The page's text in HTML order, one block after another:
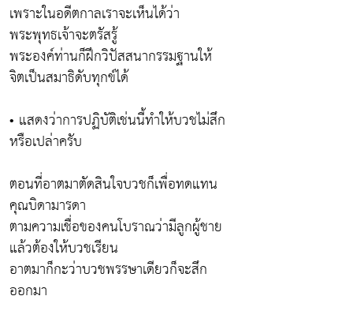
เพราะในอดีตกาลเราจะเห็นได้ว่า
พระพุทธเจ้าจะตรัสรู้
พระองค์ท่านก็ฝึกวิปัสสนากรรมฐานให้
จิตเป็นสมาธิดับทุกข์ได้
• แสดงว่าการปฏิบัติเช่นนี้ทำให้บวชไม่สึก
หรือเปล่าครับ
ตอนที่อาตมาตัดสินใจบวชก็เพื่อทดแทน
คุณบิดามารดา
ตามความเชื่อของคนโบราณว่ามีลูกผู้ชาย
แล้วต้องให้บวชเรียน
อาตมาก็กะว่าบวชพรรษาเดียวก็จะสึก
ออกมา